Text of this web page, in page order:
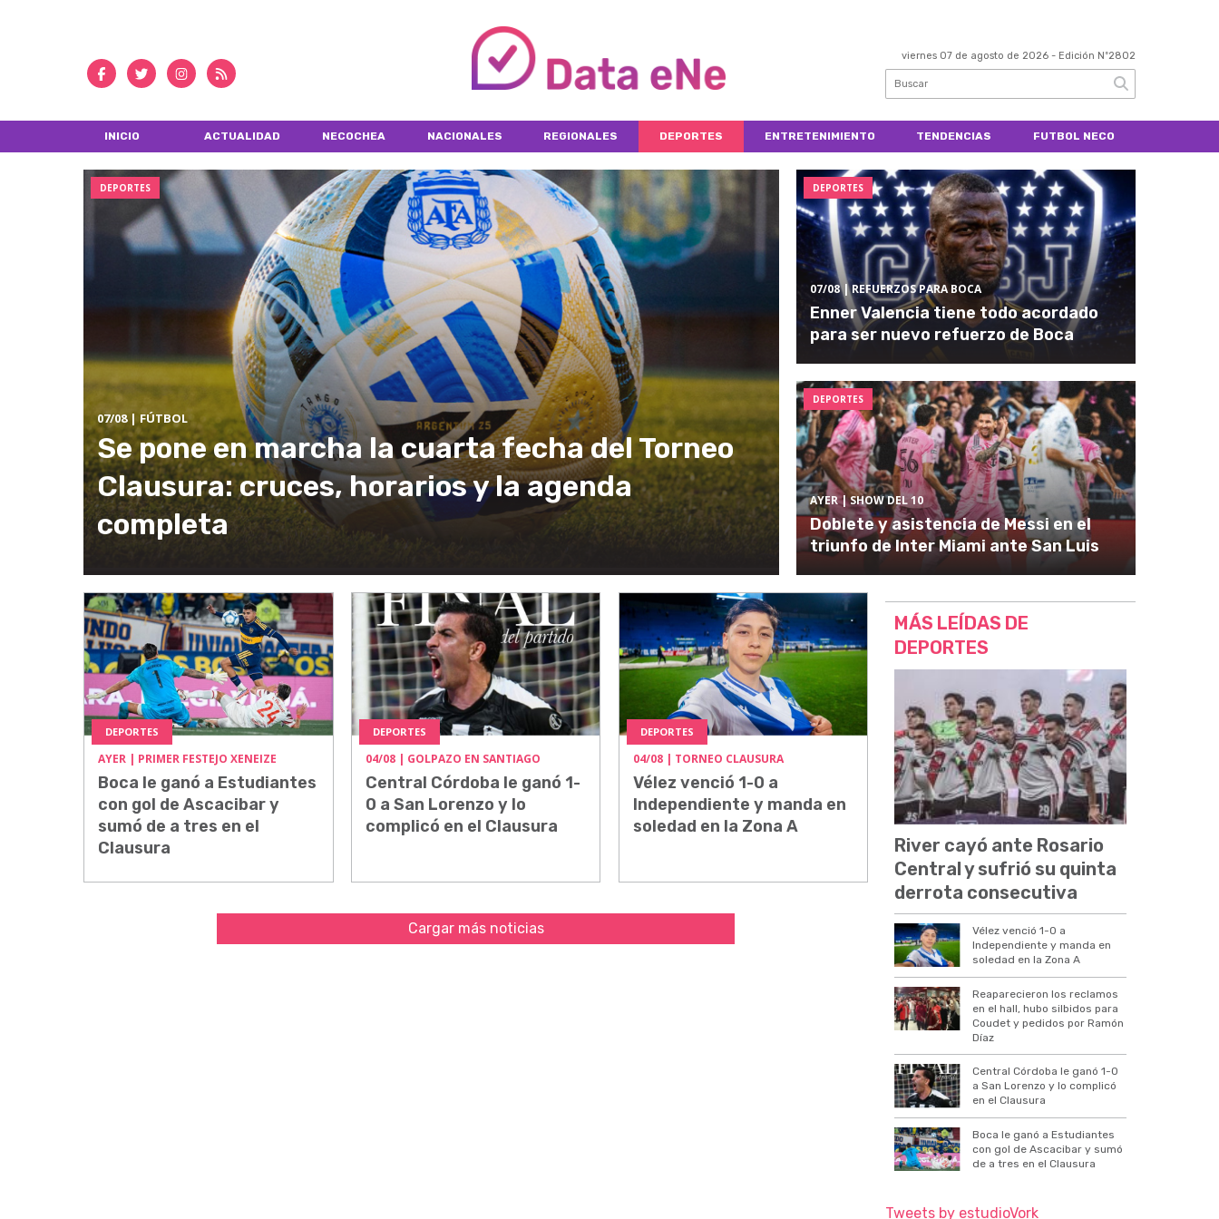
viernes 07 de agosto de 2026 - Edición Nº2802
INICIO ACTUALIDAD NECOCHEA NACIONALES REGIONALES DEPORTES ENTRETENIMIENTO TENDENCIAS FUTBOL NECO
DEPORTES
07/08| FÚTBOL
Se pone en marcha la cuarta fecha del Torneo
Clausura: cruces, horarios y la agenda
completa
DEPORTES
07/08| REFUERZOS PARA BOCA
Enner Valencia tiene todo acordado
para ser nuevo refuerzo de Boca
DEPORTES
AYER| SHOW DEL 10
Doblete y asistencia de Messi en el
triunfo de Inter Miami ante San Luis
DEPORTES
AYER | PRIMER FESTEJO XENEIZE
Boca le ganó a Estudiantes
con gol de Ascacibar y
sumó de a tres en el
Clausura
DEPORTES
04/08| GOLPAZO EN SANTIAGO
Central Córdoba le ganó 1-
0 a San Lorenzo y lo
complicó en el Clausura
DEPORTES
04/08| TORNEO CLAUSURA
Vélez venció 1-0 a
Independiente y manda en
soledad en la Zona A
Cargar más noticias
MÁS LEÍDAS DE
DEPORTES
River cayó ante Rosario
Central y sufrió su quinta
derrota consecutiva
Vélez venció 1-0 a
Independiente y manda en
soledad en la Zona A
Reaparecieron los reclamos
en el hall, hubo silbidos para
Coudet y pedidos por Ramón
Díaz
Central Córdoba le ganó 1-0
a San Lorenzo y lo complicó
en el Clausura
Boca le ganó a Estudiantes
con gol de Ascacibar y sumó
de a tres en el Clausura
Tweets by estudioVork